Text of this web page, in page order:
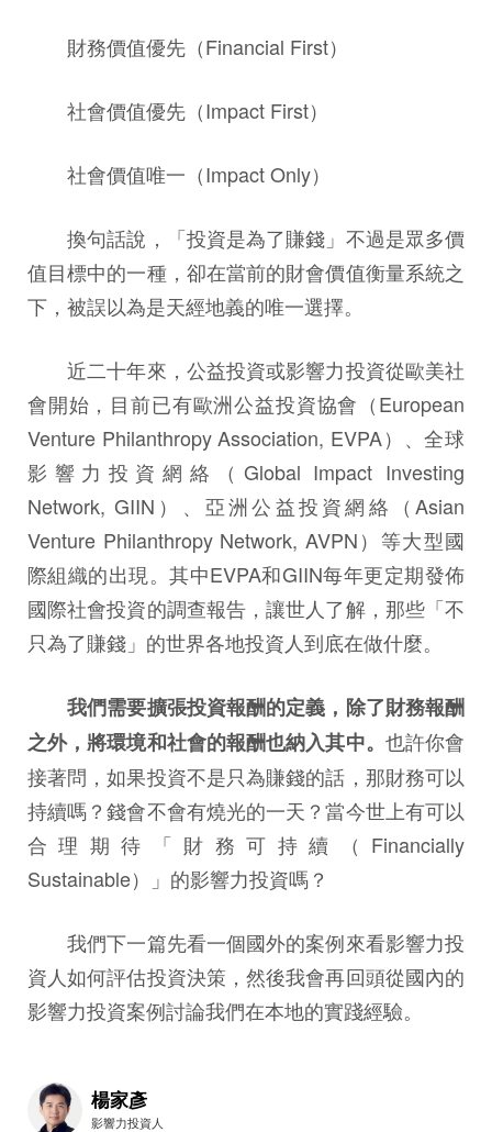
財務價值優先（Financial First）
社會價值優先（Impact First）
社會價值唯一（Impact Only）
換句話說，「投資是為了賺錢」不過是眾多價
值目標中的一種，卻在當前的財會價值衡量系統之
下，被誤以為是天經地義的唯一選擇。
近二十年來，公益投資或影響力投資從歐美社
會開始，目前已有歐洲公益投資協會（European
Venture Philanthropy Association, EVPA）、全球
影響力投資網絡（Global Impact Investing
Network, GIIN）、亞洲公益投資網絡（Asian
Venture Philanthropy Network, AVPN）等大型國
際組織的出現。其中EVPA和GIIN每年更定期發佈
國際社會投資的調查報告，讓世人了解，那些「不
只為了賺錢」的世界各地投資人到底在做什麼。
我們需要擴張投資報酬的定義，除了財務報酬
之外，將環境和社會的報酬也納入其中。 也許你會
接著問，如果投資不是只為賺錢的話，那財務可以
持續嗎？錢會不會有燒光的一天？當今世上有可以
合理期待「財務可持續（Financially
Sustainable）」的影響力投資嗎？
我們下一篇先看一個國外的案例來看影響力投
資人如何評估投資決策，然後我會再回頭從國內的
影響力投資案例討論我們在本地的實踐經驗。
楊家彥
影響力投資人